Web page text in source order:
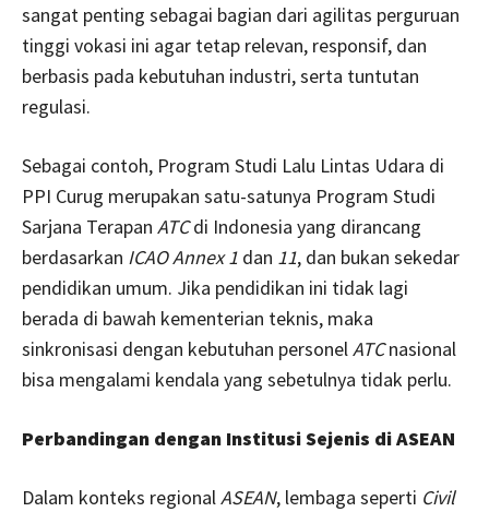
sangat penting sebagai bagian dari agilitas perguruan
tinggi vokasi ini agar tetap relevan, responsif, dan
berbasis pada kebutuhan industri, serta tuntutan
regulasi.
Sebagai contoh, Program Studi Lalu Lintas Udara di
PPI Curug merupakan satu-satunya Program Studi
Sarjana Terapan ATCdi Indonesia yang dirancang
berdasarkan ICAO Annex 1 dan 11, dan bukan sekedar
pendidikan umum. Jika pendidikan ini tidak lagi
berada di bawah kementerian teknis, maka
sinkronisasi dengan kebutuhan personelATCnasional
bisa mengalami kendala yang sebetulnya tidak perlu.
Perbandingan dengan Institusi Sejenis di ASEAN
Dalam konteks regionalASEAN, lembaga seperti Civil